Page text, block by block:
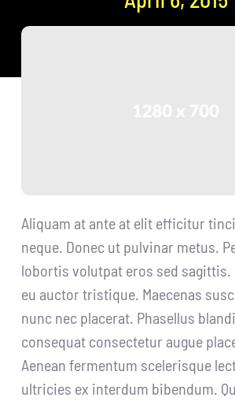
Aliquam at ante at elit efficitur
neque. Donec ut pulvinar metus.
lobortis volutpat eros sed sagittis.
eu auctor tristique. Maecenas
nunc nec placerat. Phasellus
consequat consectetur augue
Aenean fermentum scelerisque
ultricies ex interdum bibendum.